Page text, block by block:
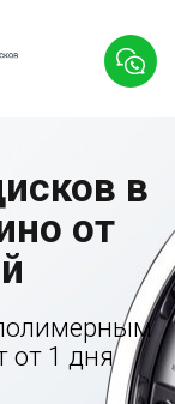
в
от
от 1 дня